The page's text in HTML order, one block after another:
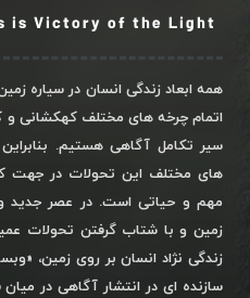
is Victory of the Light
همه ابعاد زندگی انسان در سیاره
اتمام چرخه های مختلف کهکشانی
سیر تکامل آگاهی هستیم.
های مختلف این تحولات در جهت
مهم و حیاتی است. در عصر جدید
زمین و با شتاب گرفتن تحولات
زندگی نژاد انسان بر روی زمین،
سازنده ای در انتشار آگاهی در